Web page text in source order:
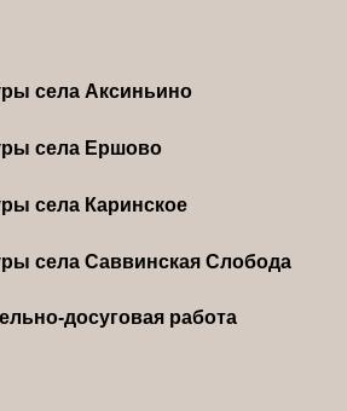
села Аксиньино
села Ершово
села Каринское
села Саввинская Слобода
досуговая работа